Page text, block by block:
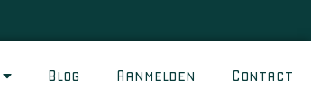
Blog Aanmelden Contact